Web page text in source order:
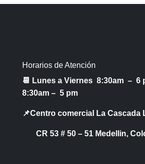
Horarios de Atención
📆 Lunes a Viernes 8:30am – 6
8:30am – 5 pm
📌Centro comercial La Cascada
CR 53 # 50 – 51 Medellin,